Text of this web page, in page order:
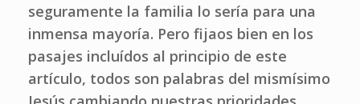
seguramente la familia lo sería para una
inmensa mayoría. Pero fijaos bien en los
pasajes incluídos al principio de este
artículo, todos son palabras del mismísimo